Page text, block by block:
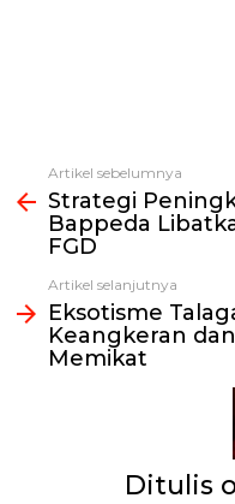
Lihat
selengkapnya
Artikel sebelumnya
Strategi
Bappeda
FGD
Artikel selanjutnya
Eksotisme
Keangkeran
Memikat
Ditulis